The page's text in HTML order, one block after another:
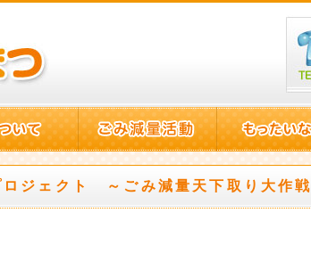
ロジェクト ～ごみ減量天下取り大作戦